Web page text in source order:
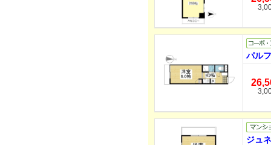
パル
ジュ